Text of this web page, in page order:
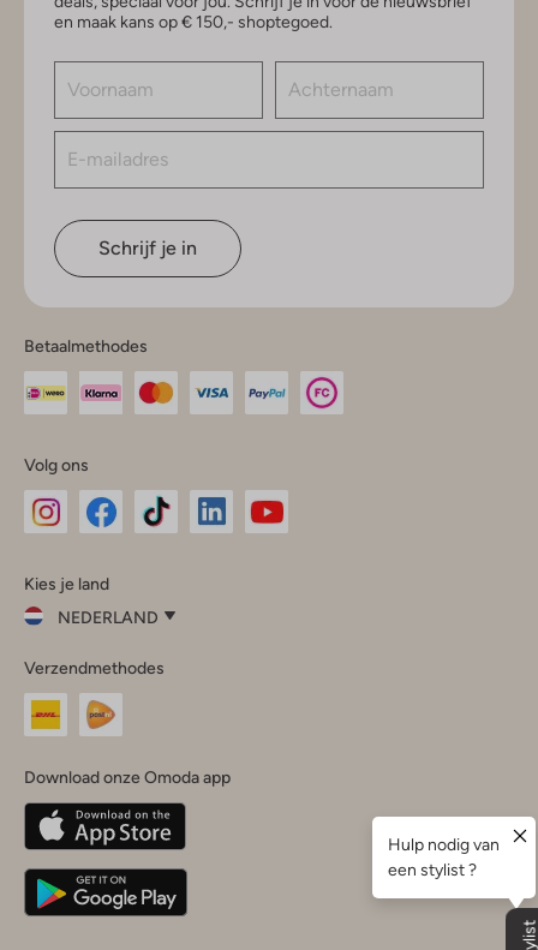
en maak kans op € 150,- shoptegoed.
Schrijf je in
Betaalmethodes
Volg ons
InstagramFacebook
Kies je land
NEDERLAND
je
land
Nederland
Belgique(Français)
Deutschland
Verzendmethodes
Download onze Omoda app